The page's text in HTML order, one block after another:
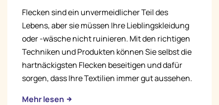
Flecken sind ein unvermeidlicher Teil des
Lebens, aber sie müssen Ihre Lieblingskleidung
oder -wäsche nicht ruinieren. Mit den richtigen
Techniken und Produkten können Sie selbst die
hartnäckigsten Flecken beseitigen und dafür
sorgen, dass Ihre Textilien immer gut aussehen.
Mehr lesen